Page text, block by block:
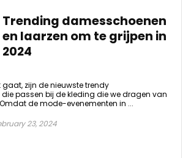
Trending damesschoenen
en laarzen om te grijpen in
2024
gaat, zijn de nieuwste trendy
passen bij de kleding die we dragen van
de mode-evenementen in ...
23, 2024